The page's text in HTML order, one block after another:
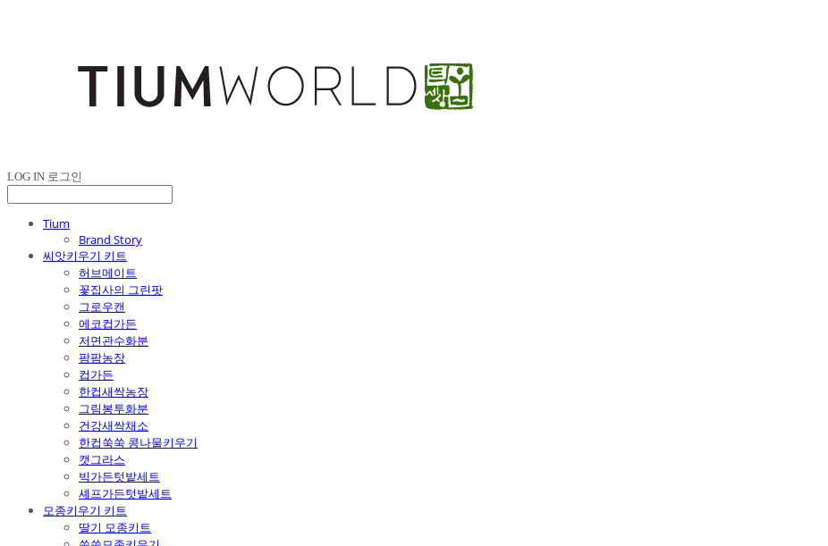
LOG IN 로그인
Tium
Brand Story
씨앗키우기 키트
허브메이트
꽃집사의 그린팟
그로우캔
에코컵가든
저면관수화분
팜팜농장
컵가든
한컵새싹농장
그림봉투화분
건강새싹채소
한컵쑥쑥 콩나물키우기
캣그라스
빅가든텃밭세트
셰프가든텃밭세트
모종키우기 키트
딸기 모종키트